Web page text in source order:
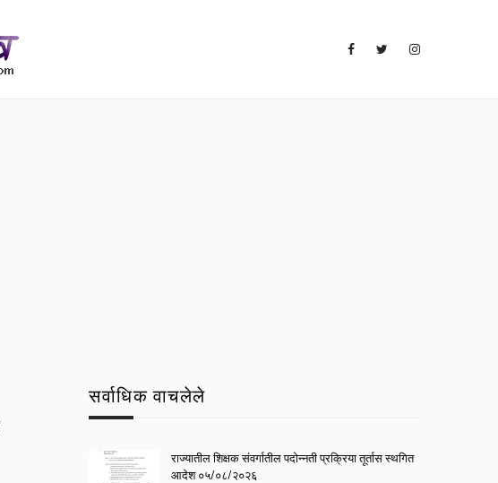
सर्वाधिक वाचलेले
राज्यातील शिक्षक संवर्गातील पदोन्नती प्रक्रिया तूर्तास स्थगित
आदेश ०५/०८/२०२६